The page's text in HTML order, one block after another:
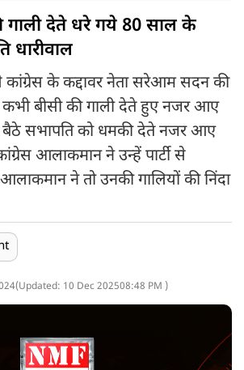
देते धरे गये 80 साल के
धारीवाल
कांग्रेस के कद्दावर नेता सरेआम सदन की
कभी बीसी की गाली देते हुए नजर आए
सभापति को धमकी देते नजर आए
आलाकमान ने उन्हें पार्टी से
आलाकमान ने तो उनकी गालियों की निंदा
(Updated: 10 Dec 202508:48 PM )